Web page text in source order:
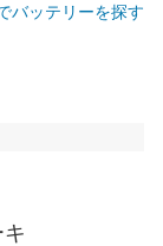
バッテリーを探す